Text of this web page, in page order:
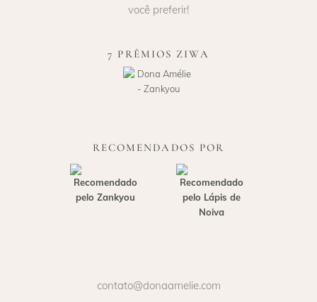
você preferir!
7 PRÊMIOS ZIWA
RECOMENDADOS POR
contato@donaamelie.com